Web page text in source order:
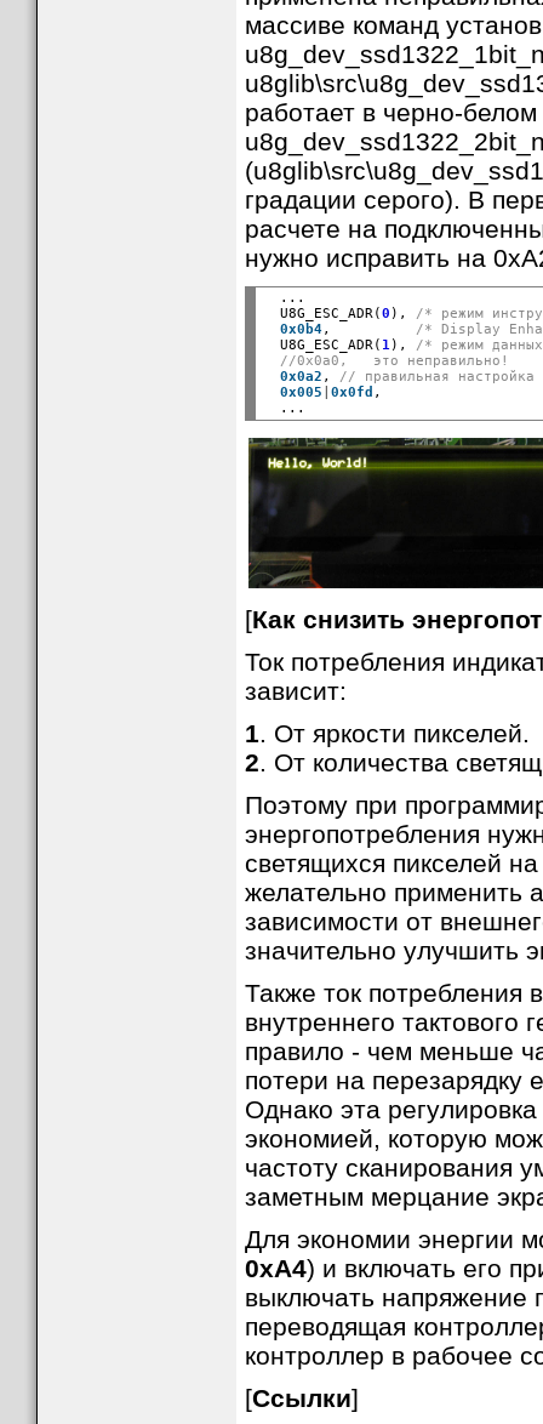
массиве команд
работает в черно-
градации серого). В
расчете на
нужно исправить на
  ...
  U8G_ESC_ADR(
0 ), /* режим
0x0b4, /* Display
  U8G_ESC_ADR(
1), /* режим
//0x0a0,   это неправильно!
0x0a2 , // правильная настройка
0x005
|0x0fd ,
[Как снизить
Ток потребления
зависит:
1 . От яркости пикселей.
2 . От количества
Поэтому при
энергопотребления
светящихся пикселей
желательно применить
зависимости от
значительно улучшить
Также ток потребления
внутреннего тактового
правило - чем меньше
потери на перезарядку
Однако эта
экономией, которую
частоту сканирования
заметным мерцание
Для экономии энергии
0xA4) и включать его
выключать напряжение
переводящая
контроллер в рабочее
[Ссылки]